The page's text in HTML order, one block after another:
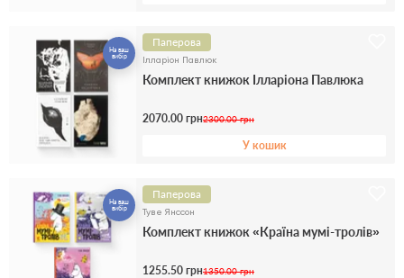
На ваш
вибір
Паперова
Ілларіон Павлюк
Комплект книжок Ілларіона Павлюка
2070.00 грн2300.00 грн
У кошик
На ваш
вибір
Паперова
Туве Янссон
Комплект книжок «Країна мумі-тролів»
1255.50 грн1350.00 грн